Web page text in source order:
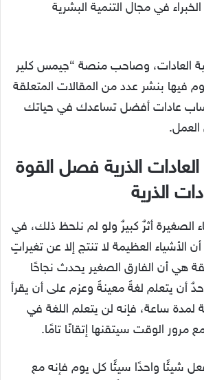
في مجال التنمية البشرية
العادات، وصاحب منصة “جيمس كلير
فيها بنشر عدد من المقالات المتعلقة
عادات أفضل تساعدك في حياتك
العمل.
الذرية فصل القوة
الذرية
الصغيرة أثرٌ كبيرٌ ولو لم نلحظ ذلك، في
الأشياء العظيمة لا تنتج إلا عن تغيراتٍ
هي أن الفارق الصغير يحدث نجاحًا
أحدٌ أن يتعلم لغةً معينةً وعزم على أن يقرأ
ساعة، فإنه لن يتعلم اللغة في
مرور الوقت سيتقنها إتقانًا تامًا.
شيئًا واحدًا سيئًا كل يوم فإنه مع